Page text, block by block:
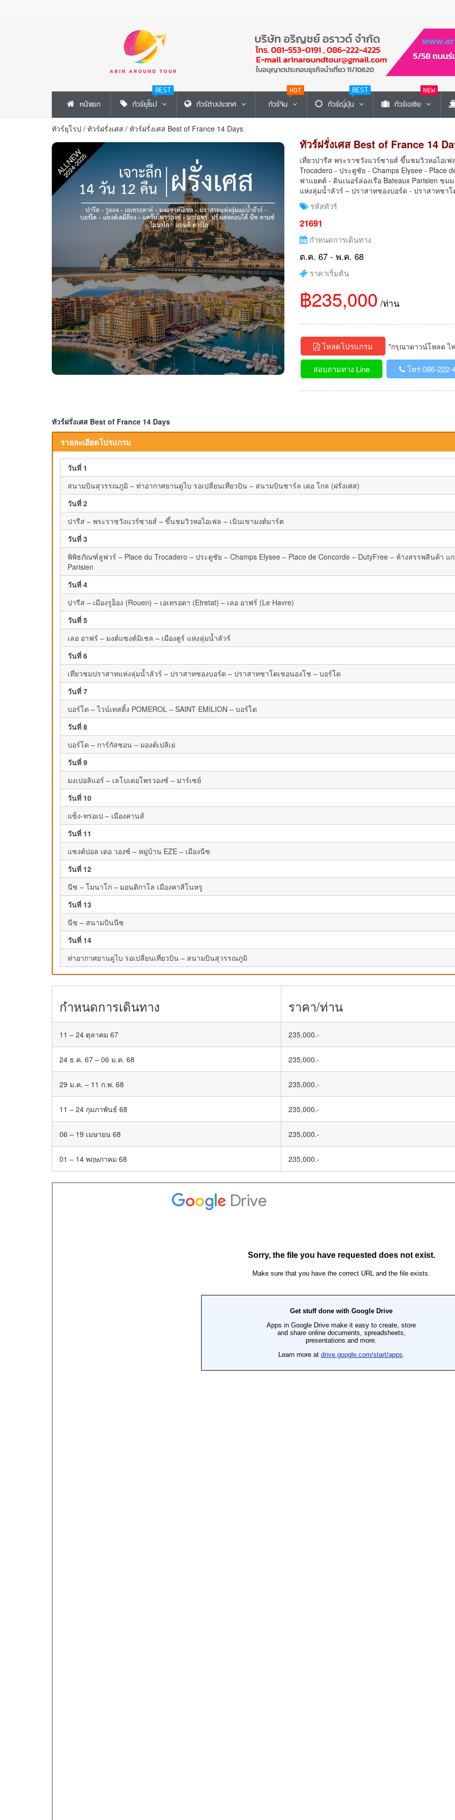
หน้าแรก ทัวร์ยุโรป
BEST
ทัวร์ต่างประเทศ ทัวร์จีน
HOT
ทัวร์ญี่ปุ่น
BEST
ทัวร์เอเซีย
NEW
ทัวร์ยุโรป / ทัวร์ฝรั่งเศส / ทัวร์ฝรั่งเศส Best of France 14 Days
ทัวร์ฝรั่งเศส Best of France 14
เที่ยวปารีส พระราชวังแวร์ซายส์ ขึ้นชมวิวหอไอ
Trocadero - ประตูชัย - Champs Elysee - Place
ฟาแยตต์ - ดินเนอร์ล่องเรือ Bateaux Parisien ช
แห่งลุ่มน้ำลัวร์ – ปราสาทชองบอร์ด - ปราสาทชาโ
รหัสทัวร์
21691
กำหนดการเดินทาง
ต.ค. 67 - พ.ค. 68
ราคาเริ่มต้น
฿235,000 /ท่าน
โหลดโปรแกรม *กรุณาดาวน์โหลด ไฟ
สอบถามทาง Line โทร 086-222-
ทัวร์ฝรั่งเศส Best of France 14 Days
รายละเอียดโปรแกรม
วันที่ 1
สนามบินสุวรรณภูมิ – ท่าอากาศยานดูไบ รอเปลี่ยนเที่ยวบิน – สนามบินชาร์ล เดอ โกล (ฝรั่งเศส)
วันที่ 2
ปารีส – พระราชวังแวร์ซายส์ – ขึ้นชมวิวหอไอเฟล – เนินเขามงต์มาร์ต
วันที่ 3
พิพิธภัณฑ์ลูฟวร์ – Place du Trocadero – ประตูชัย – Champs Elysee – Place de Concorde – DutyFree – ห้างสรรพสินค้า แ
Parisien
วันที่ 4
ปารีส – เมืองรูอ็อง (Rouen) – เอเทรอตา (Etretat) – เลอ อาฟร์ (Le Havre)
วันที่ 5
เลอ อาฟร์ – มงต์แซงต์มิเชล – เมืองตูร์ แห่งลุ่มน้ำลัวร์
วันที่ 6
เที่ยวชมปราสาทแห่งลุ่มน้ำลัวร์ – ปราสาทชองบอร์ด – ปราสาทชาโตเชอนองโช – บอร์โด
วันที่ 7
บอร์โด – ไวน์เทสติ้ง POMEROL – SAINT EMILION – บอร์โด
วันที่ 8
บอร์โด – การ์กัสซอน – มองต์เปลิเย่
วันที่ 9
มงเปอลิแอร์ – เลโบเดอโพรวองซ์ – มาร์เซย์
วันที่ 10
แซ็ง-ทรอเป – เมืองคานส์
วันที่ 11
แซงต์ปอล เดอ วองซ์ – หมู่บ้าน EZE – เมืองนีซ
วันที่ 12
นีซ – โมนาโก – มอนติกาโล เมืองคาสิโนหรู
วันที่ 13
นีซ – สนามบินนีซ
วันที่ 14
ท่าอากาศยานดูไบ รอเปลี่ยนเที่ยวบิน – สนามบินสุวรรณภูมิ
กำหนดการเดินทาง ราคา/ท่าน
11 – 24 ตุลาคม 67 235,000.-
24 ธ.ค. 67 – 06 ม.ค. 68 235,000.-
29 ม.ค. – 11 ก.พ. 68 235,000.-
11 – 24 กุมภาพันธ์ 68 235,000.-
06 – 19 เมษายน 68 235,000.-
01 – 14 พฤษภาคม 68 235,000.-